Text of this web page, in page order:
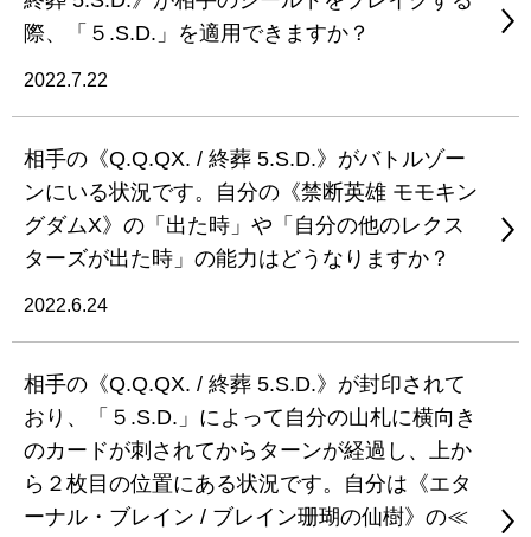
際、「５.S.D.」を適用できますか？
2022.7.22
相手の《Q.Q.QX. / 終葬 5.S.D.》がバトルゾー
ンにいる状況です。自分の《禁断英雄 モモキン
グダムX》の「出た時」や「自分の他のレクス
ターズが出た時」の能力はどうなりますか？
2022.6.24
相手の《Q.Q.QX. / 終葬 5.S.D.》が封印されて
おり、「５.S.D.」によって自分の山札に横向き
のカードが刺されてからターンが経過し、上か
ら２枚目の位置にある状況です。自分は《エタ
ーナル・ブレイン / ブレイン珊瑚の仙樹》の≪